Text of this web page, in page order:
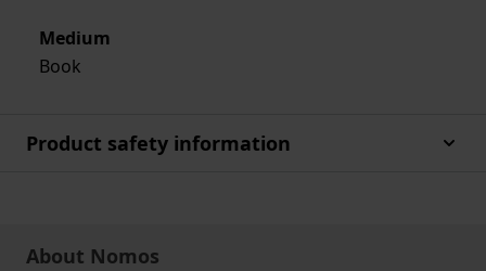
Medium
Book
Product safety information
About Nomos